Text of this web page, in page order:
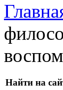
Найти на